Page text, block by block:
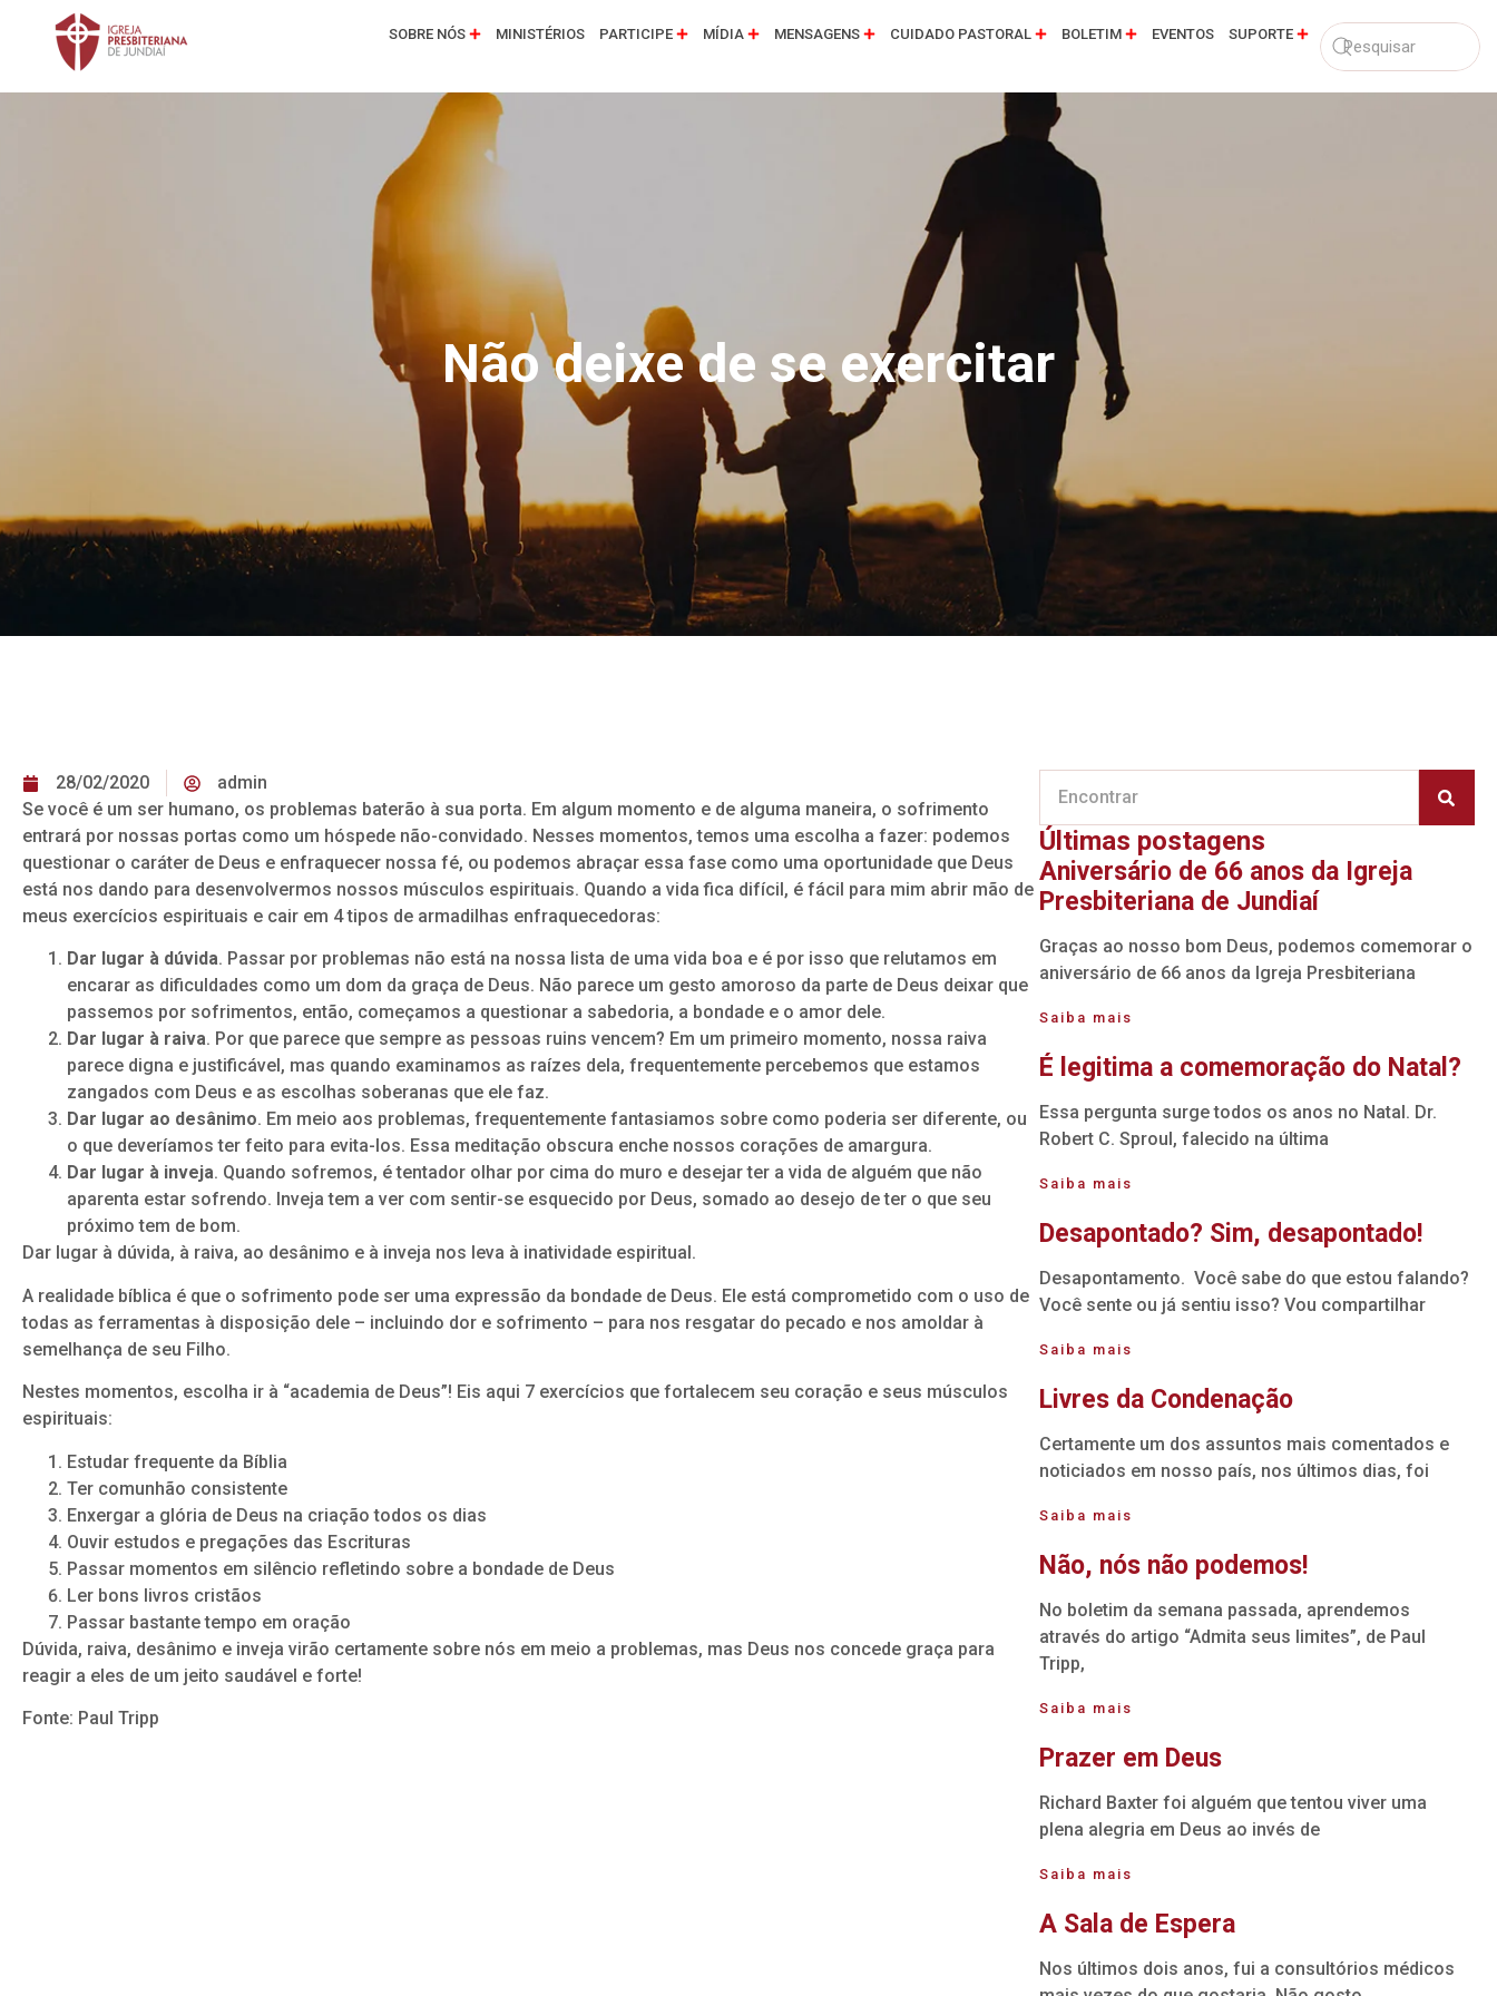
SOBRE NÓS MINISTÉRIOS PARTICIPE MÍDIA MENSAGENS CUIDADO PASTORAL BOLETIM EVENTOS SUPORTE
Não deixe de se exercitar
28/02/2020
admin
Se você é um ser humano, os problemas baterão à sua porta. Em algum momento e de alguma maneira, o sofrimento
entrará por nossas portas como um hóspede não-convidado. Nesses momentos, temos uma escolha a fazer: podemos
questionar o caráter de Deus e enfraquecer nossa fé, ou podemos abraçar essa fase como uma oportunidade que Deus
está nos dando para desenvolvermos nossos músculos espirituais. Quando a vida fica difícil, é fácil para mim abrir mão de
meus exercícios espirituais e cair em 4 tipos de armadilhas enfraquecedoras:
Dar lugar à dúvida. Passar por problemas não está na nossa lista de uma vida boa e é por isso que relutamos em
encarar as dificuldades como um dom da graça de Deus. Não parece um gesto amoroso da parte de Deus deixar que
passemos por sofrimentos, então, começamos a questionar a sabedoria, a bondade e o amor dele.
Dar lugar à raiva. Por que parece que sempre as pessoas ruins vencem? Em um primeiro momento, nossa raiva
parece digna e justificável, mas quando examinamos as raízes dela, frequentemente percebemos que estamos
zangados com Deus e as escolhas soberanas que ele faz.
Dar lugar ao desânimo. Em meio aos problemas, frequentemente fantasiamos sobre como poderia ser diferente, ou
o que deveríamos ter feito para evita-los. Essa meditação obscura enche nossos corações de amargura.
Dar lugar à inveja. Quando sofremos, é tentador olhar por cima do muro e desejar ter a vida de alguém que não
aparenta estar sofrendo. Inveja tem a ver com sentir-se esquecido por Deus, somado ao desejo de ter o que seu
próximo tem de bom.
Dar lugar à dúvida, à raiva, ao desânimo e à inveja nos leva à inatividade espiritual.
A realidade bíblica é que o sofrimento pode ser uma expressão da bondade de Deus. Ele está comprometido com o uso de
todas as ferramentas à disposição dele – incluindo dor e sofrimento – para nos resgatar do pecado e nos amoldar à
semelhança de seu Filho.
Nestes momentos, escolha ir à “academia de Deus”! Eis aqui 7 exercícios que fortalecem seu coração e seus músculos
espirituais:
Estudar frequente da Bíblia
Ter comunhão consistente
Enxergar a glória de Deus na criação todos os dias
Ouvir estudos e pregações das Escrituras
Passar momentos em silêncio refletindo sobre a bondade de Deus
Ler bons livros cristãos
Passar bastante tempo em oração
Dúvida, raiva, desânimo e inveja virão certamente sobre nós em meio a problemas, mas Deus nos concede graça para
reagir a eles de um jeito saudável e forte!
Fonte: Paul Tripp
Últimas postagens
Aniversário de 66 anos da Igreja
Presbiteriana de Jundiaí
Graças ao nosso bom Deus, podemos comemorar o
aniversário de 66 anos da Igreja Presbiteriana
Saiba mais
É legitima a comemoração do Natal?
Essa pergunta surge todos os anos no Natal. Dr.
Robert C. Sproul, falecido na última
Saiba mais
Desapontado? Sim, desapontado!
Desapontamento. Você sabe do que estou falando?
Você sente ou já sentiu isso? Vou compartilhar
Saiba mais
Livres da Condenação
Certamente um dos assuntos mais comentados e
noticiados em nosso país, nos últimos dias, foi
Saiba mais
Não, nós não podemos!
No boletim da semana passada, aprendemos
através do artigo “Admita seus limites”, de Paul
Tripp,
Saiba mais
Prazer em Deus
Richard Baxter foi alguém que tentou viver uma
plena alegria em Deus ao invés de
Saiba mais
A Sala de Espera
Nos últimos dois anos, fui a consultórios médicos